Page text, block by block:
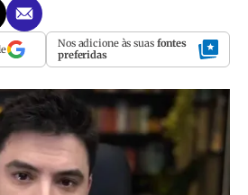
Nos adicione às suas fontes
preferidas